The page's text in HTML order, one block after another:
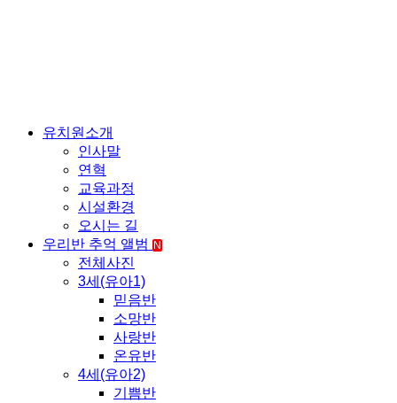
유치원소개
인사말
연혁
교육과정
시설환경
오시는 길
우리반 추억 앨범
N
전체사진
3세(유아1)
믿음반
소망반
사랑반
온유반
4세(유아2)
기쁨반